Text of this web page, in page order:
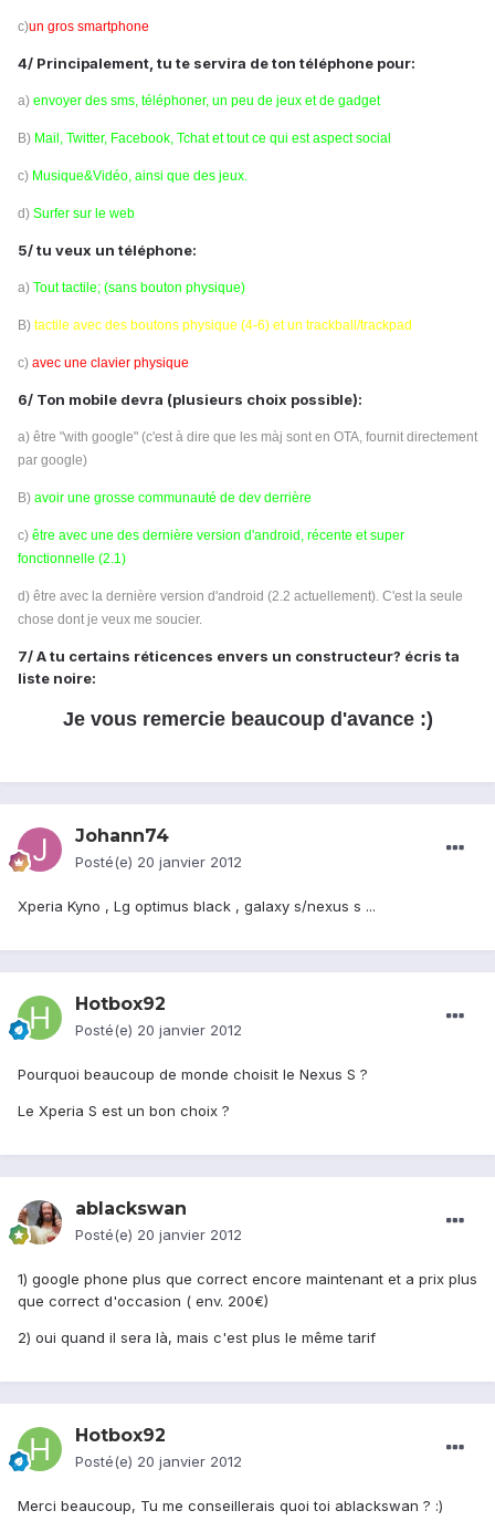
c)un gros smartphone
4/ Principalement, tu te servira de ton téléphone pour:
a) envoyer des sms, téléphoner, un peu de jeux et de gadget
B) Mail, Twitter, Facebook, Tchat et tout ce qui est aspect social
c) Musique&Vidéo, ainsi que des jeux.
d) Surfer sur le web
5/ tu veux un téléphone:
a) Tout tactile; (sans bouton physique)
B) tactile avec des boutons physique (4-6) et un trackball/trackpad
c) avec une clavier physique
6/ Ton mobile devra (plusieurs choix possible):
a) être "with google" (c'est à dire que les màj sont en OTA, fournit directement
par google)
B) avoir une grosse communauté de dev derrière
c) être avec une des dernière version d'android, récente et super
fonctionnelle (2.1)
d) être avec la dernière version d'android (2.2 actuellement). C'est la seule
chose dont je veux me soucier.
7/ A tu certains réticences envers un constructeur? écris ta
liste noire:
Je vous remercie beaucoup d'avance :)
Johann74
Posté(e) 20 janvier 2012
Xperia Kyno , Lg optimus black , galaxy s/nexus s ...
Hotbox92
Posté(e) 20 janvier 2012
Pourquoi beaucoup de monde choisit le Nexus S ?
Le Xperia S est un bon choix ?
ablackswan
Posté(e) 20 janvier 2012
1) google phone plus que correct encore maintenant et a prix plus
que correct d'occasion ( env. 200€)
2) oui quand il sera là, mais c'est plus le même tarif
Hotbox92
Posté(e) 20 janvier 2012
Merci beaucoup, Tu me conseillerais quoi toi ablackswan ? :)